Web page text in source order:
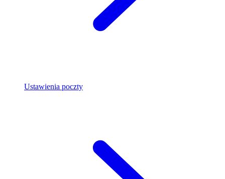
Ustawienia poczty